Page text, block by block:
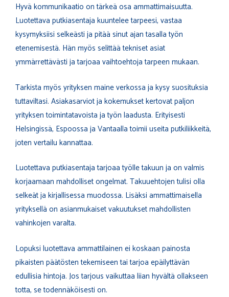
Hyvä kommunikaatio on tärkeä osa ammattimaisuutta.
Luotettava putkiasentaja kuuntelee tarpeesi, vastaa
kysymyksiisi selkeästi ja pitää sinut ajan tasalla työn
etenemisestä. Hän myös selittää tekniset asiat
ymmärrettävästi ja tarjoaa vaihtoehtoja tarpeen mukaan.
Tarkista myös yrityksen maine verkossa ja kysy suosituksia
tuttaviltasi. Asiakasarviot ja kokemukset kertovat paljon
yrityksen toimintatavoista ja työn laadusta. Erityisesti
Helsingissä, Espoossa ja Vantaalla toimii useita putkiliikkeitä,
joten vertailu kannattaa.
Luotettava putkiasentaja tarjoaa työlle takuun ja on valmis
korjaamaan mahdolliset ongelmat. Takuuehtojen tulisi olla
selkeät ja kirjallisessa muodossa. Lisäksi ammattimaisella
yrityksellä on asianmukaiset vakuutukset mahdollisten
vahinkojen varalta.
Lopuksi luotettava ammattilainen ei koskaan painosta
pikaisten päätösten tekemiseen tai tarjoa epäilyttävän
edullisia hintoja. Jos tarjous vaikuttaa liian hyvältä ollakseen
totta, se todennäköisesti on.